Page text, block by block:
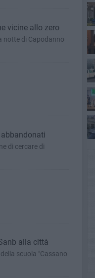
vicine allo zero
notte di Capodanno
di cercare di
alla città
scuola "Cassano